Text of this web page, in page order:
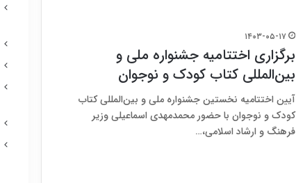
۱۴۰۳-۰۵-۱۷
برگزاری اختتامیه جشنواره ملی و
بین‌المللی کتاب کودک و نوجوان
آیین اختتامیه نخستین جشنواره ملی و بین‌المللی کتاب
کودک و نوجوان با حضور محمدمهدی اسماعیلی وزیر
فرهنگ و ارشاد اسلامی،…